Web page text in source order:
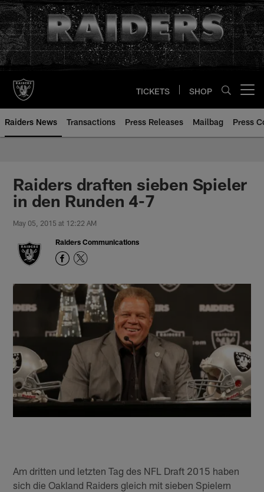
Skip
to
main
content
TICKETS SHOP
Raiders News Transactions Press Releases Mailbag Press
Raiders draften sieben Spieler
in den Runden 4-7
May 05, 2015 at 12:22 AM
Raiders Communications
Am dritten und letzten Tag des NFL Draft 2015 haben
sich die Oakland Raiders gleich mit sieben Spielern